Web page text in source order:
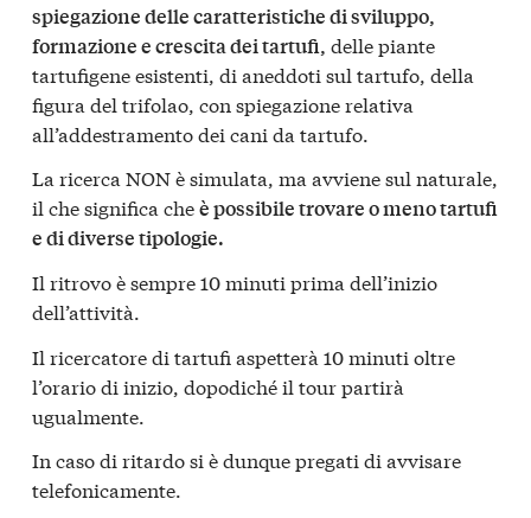
spiegazione delle caratteristiche di sviluppo,
formazione e crescita dei tartufi, delle piante
tartufigene esistenti, di aneddoti sul tartufo, della
figura del trifolao, con spiegazione relativa
all’addestramento dei cani da tartufo.
La ricerca NON è simulata, ma avviene sul naturale,
il che significa cheè possibile trovare o meno tartufi
e di diverse tipologie.
Il ritrovo è sempre 10 minuti prima dell’inizio
dell’attività.
Il ricercatore di tartufi aspetterà 10 minuti oltre
l’orario di inizio, dopodiché il tour partirà
ugualmente.
In caso di ritardo si è dunque pregati di avvisare
telefonicamente.